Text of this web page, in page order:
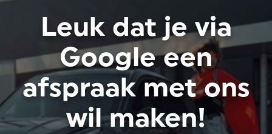
Leuk dat je via
Google een
afspraak met ons
wil maken!